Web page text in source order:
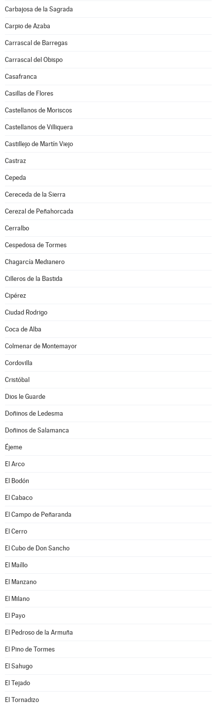
Carbajosa de la Sagrada
Carpio de Azaba
Carrascal de Barregas
Carrascal del Obispo
Casafranca
Casillas de Flores
Castellanos de Moriscos
Castellanos de Villiquera
Castillejo de Martín Viejo
Castraz
Cepeda
Cereceda de la Sierra
Cerezal de Peñahorcada
Cerralbo
Cespedosa de Tormes
Chagarcía Medianero
Cilleros de la Bastida
Cipérez
Ciudad Rodrigo
Coca de Alba
Colmenar de Montemayor
Cordovilla
Cristóbal
Dios le Guarde
Doñinos de Ledesma
Doñinos de Salamanca
Éjeme
El Arco
El Bodón
El Cabaco
El Campo de Peñaranda
El Cerro
El Cubo de Don Sancho
El Maíllo
El Manzano
El Milano
El Payo
El Pedroso de la Armuña
El Pino de Tormes
El Sahugo
El Tejado
El Tornadizo